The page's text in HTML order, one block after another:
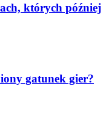
których później
gatunek gier?